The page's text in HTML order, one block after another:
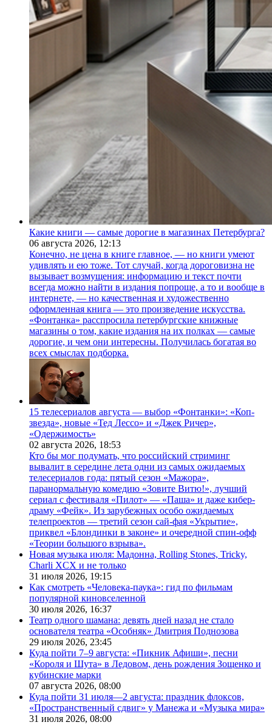
Какие книги — самые дорогие в магазинах Петербурга?
06 августа 2026, 12:13
Конечно, не цена в книге главное, — но книги умеют
удивлять и ею тоже. Тот случай, когда дороговизна не
вызывает возмущения: информацию и текст почти
всегда можно найти в издания попроще, а то и вообще в
интернете, — но качественная и художественно
оформленная книга — это произведение искусства.
«Фонтанка» расспросила петербургские книжные
магазины о том, какие издания на их полках — самые
дорогие, и чем они интересны. Получилась богатая во
всех смыслах подборка.
15 телесериалов августа — выбор «Фонтанки»: «Коп-
звезда», новые «Тед Лессо» и «Джек Ричер»,
«Одержимость»
02 августа 2026, 18:53
Кто бы мог подумать, что российский стриминг
вывалит в середине лета одни из самых ожидаемых
телесериалов года: пятый сезон «Мажора»,
паранормальную комедию «Зовите Витю!», лучший
сериал с фестиваля «Пилот» — «Паша» и даже кибер-
драму «Фейк». Из зарубежных особо ожидаемых
телепроектов — третий сезон сай-фая «Укрытие»,
приквел «Блондинки в законе» и очередной спин-офф
«Теории большого взрыва».
Новая музыка июля: Мадонна, Rolling Stones, Tricky,
Charli XCX и не только
31 июля 2026, 19:15
Как смотреть «Человека-паука»: гид по фильмам
популярной киновселенной
30 июля 2026, 16:37
Театр одного шамана: девять дней назад не стало
основателя театра «Особняк» Дмитрия Поднозова
29 июля 2026, 23:45
Куда пойти 7–9 августа: «Пикник Афиши», песни
«Короля и Шута» в Ледовом, день рождения Зощенко и
кубинские марки
07 августа 2026, 08:00
Куда пойти 31 июля—2 августа: праздник флоксов,
«Пространственный сдвиг» у Манежа и «Музыка мира»
31 июля 2026, 08:00